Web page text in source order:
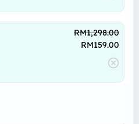
RM1,298.00
RM159.00